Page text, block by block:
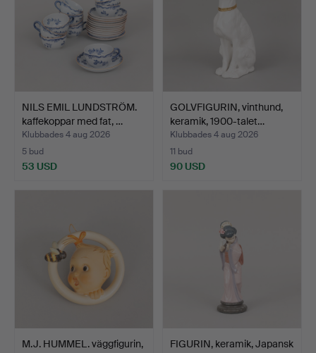
NILS EMIL LUNDSTRÖM.
kaffekoppar med fat, …
Klubbades 4 aug 2026
5 bud
53 USD
GOLVFIGURIN, vinthund,
keramik, 1900-talet…
Klubbades 4 aug 2026
11 bud
90 USD
M.J. HUMMEL. väggfigurin,
FIGURIN, keramik, Japansk